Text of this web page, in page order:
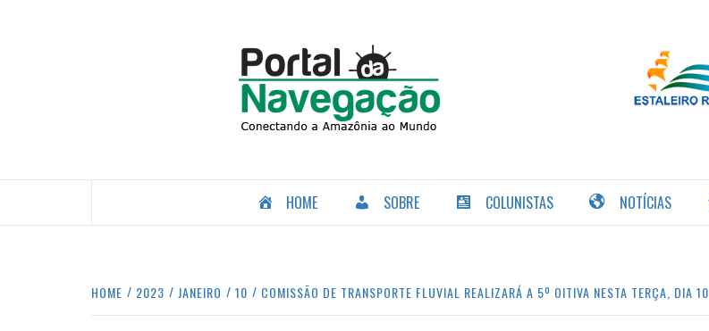
NAVEGAÇÃO
HOME SOBRE COLUNISTAS NOTÍCIAS
HOME 2023 JANEIRO 10 COMISSÃO DE TRANSPORTE FLUVIAL REALIZARÁ A 5º OITIVA NESTA TERÇA, DIA 10